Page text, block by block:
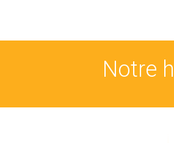
Notre